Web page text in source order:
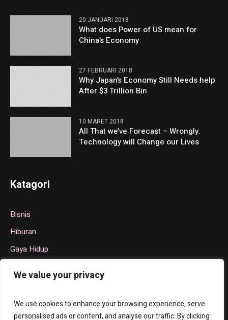
We value your privacy
We use cookies to enhance your browsing experience, serve
personalised ads or content, and analyse our traffic. By clicking
20 JANUARI 2018
What does Power of US mean for
China’s Economy
27 FEBRUARI 2018
Why Japan’s Economy Still Needs help
After $3 Trillion Bin
10 MARET 2018
All That we’ve Forecast – Wrongly.
Technology will Change our Lives
Katagori
Bisnis
Hiburan
Gaya Hidup
Olahraga